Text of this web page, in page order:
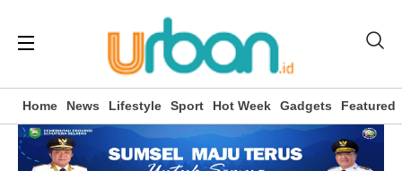
Home News Lifestyle Sport Hot Week Gadgets Featured